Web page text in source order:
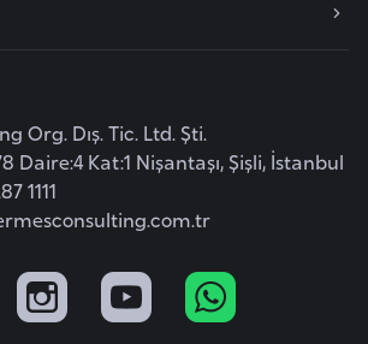
Org. Dış. Tic. Ltd. Şti.
Daire:4 Kat:1 Nişantaşı, Şişli, İstanbul
1111